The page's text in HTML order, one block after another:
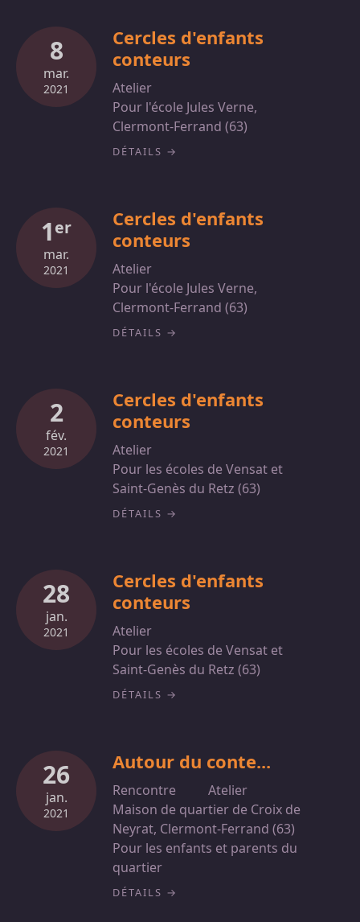
8
mar.
2021
Cercles d'enfants
conteurs
Atelier
Pour l'école Jules Verne,
Clermont-Ferrand (63)
DÉTAILS
1er
mar.
2021
Cercles d'enfants
conteurs
Atelier
Pour l'école Jules Verne,
Clermont-Ferrand (63)
DÉTAILS
2
fév.
2021
Cercles d'enfants
conteurs
Atelier
Pour les écoles de Vensat et
Saint-Genès du Retz (63)
DÉTAILS
28
jan.
2021
Cercles d'enfants
conteurs
Atelier
Pour les écoles de Vensat et
Saint-Genès du Retz (63)
DÉTAILS
26
jan.
2021
Autour du conte...
Rencontre
Atelier
Maison de quartier de Croix de
Neyrat, Clermont-Ferrand (63)
Pour les enfants et parents du
quartier
DÉTAILS